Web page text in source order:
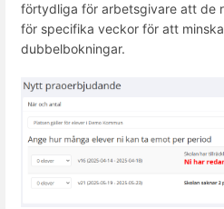
förtydliga för arbetsgivare att de
för specifika veckor för att
dubbelbokningar.